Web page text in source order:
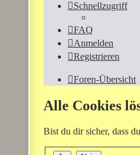
Schnellzugriff
FAQ
Anmelden
Registrieren
Foren-Übersicht
Alle Cookies
Bist du dir sicher, dass